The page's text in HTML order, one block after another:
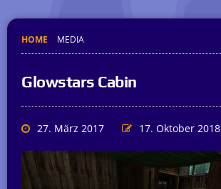
HOME MEDIA
Glowstars Cabin
27. März 2017 17. Oktober 2018